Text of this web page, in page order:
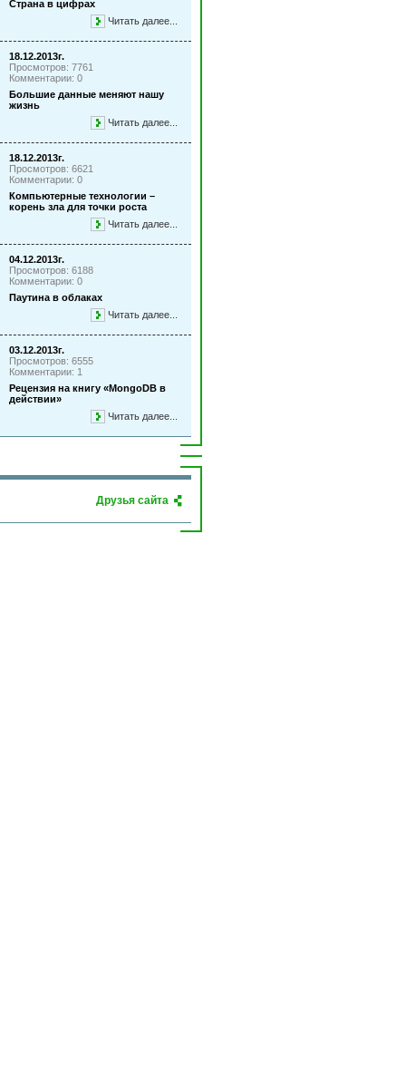
Страна в цифрах
Читать далее...
18.12.2013г.
Просмотров: 7761
Комментарии: 0
Большие данные меняют нашу
жизнь
Читать далее...
18.12.2013г.
Просмотров: 6621
Комментарии: 0
Компьютерные технологии –
корень зла для точки роста
Читать далее...
04.12.2013г.
Просмотров: 6188
Комментарии: 0
Паутина в облаках
Читать далее...
03.12.2013г.
Просмотров: 6555
Комментарии: 1
Рецензия на книгу «MongoDB в
действии»
Читать далее...
Друзья сайта